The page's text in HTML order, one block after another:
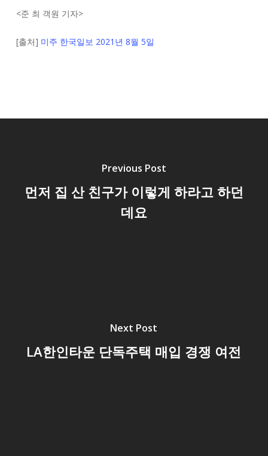
<준 최 객원 기자>
[출처] 미주 한국일보 2021년 8월 5일
Previous Post
먼저 집 산 친구가 이렇게 하라고 하던
데요
Next Post
LA한인타운 단독주택 매입 경쟁 여전